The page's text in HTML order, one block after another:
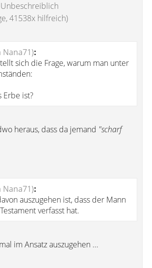
Unbeschreiblich
41538x hilfreich)
Nana71):
sich die Frage, warum man unter
Erbe ist?
heraus, dass da jemand "scharf
Nana71):
auszugehen ist, dass der Mann
verfasst hat.
im Ansatz auszugehen ...